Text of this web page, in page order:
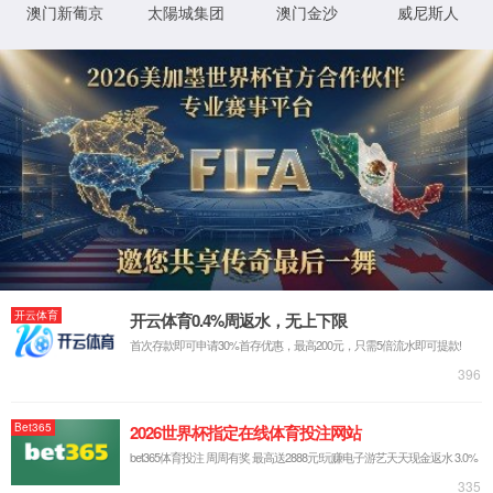
未找到该页面
哦抱歉，这个页面走丢了！！！
返回网站首页